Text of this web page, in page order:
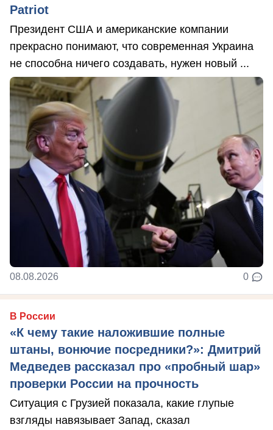
Patriot
Президент США и американские компании
прекрасно понимают, что современная Украина
не способна ничего создавать, нужен новый ...
08.08.2026 0
В России
«К чему такие наложившие полные
штаны, вонючие посредники?»: Дмитрий
Медведев рассказал про «пробный шар»
проверки России на прочность
Ситуация с Грузией показала, какие глупые
взгляды навязывает Запад, сказал